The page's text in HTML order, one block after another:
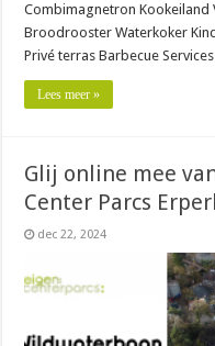
Combimagnetron
Broodrooster Waterkoker
Privé terras Barbecue
Lees meer »
Glij online mee
Center Parcs
dec 22, 2024